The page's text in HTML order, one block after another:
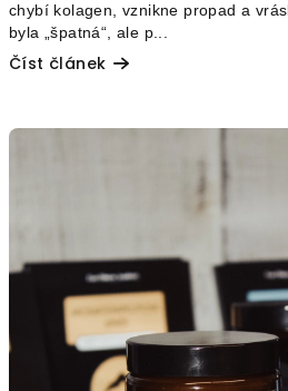
chybí kolagen, vznikne propad a
byla „špatná“, ale p...
Číst článek